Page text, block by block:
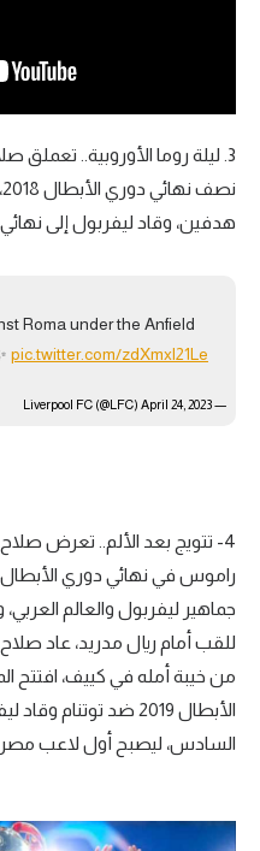
3. ليلة روما الأوروبية..
هدفين، وقاد ليفربول إلى نهائي
Roma under the Anfield
pic.twitter.com/zdXmxl21Le
— Liverpool FC (@LFC)
April 24, 2023
4- تتويج بعد الألم.. تعرض
جماهير ليفربول والعالم
للقب أمام ريال مدريد، عاد
من خيبة أمله في كييف، افتتح
الأبطال 2019 ضد
السادس، ليصبح أول لاعب